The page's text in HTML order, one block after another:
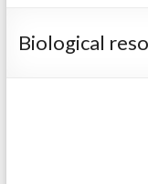
Biological